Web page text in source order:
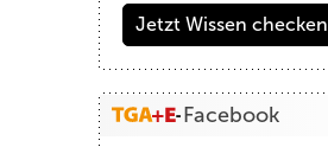
Jetzt Wissen checken
Facebook